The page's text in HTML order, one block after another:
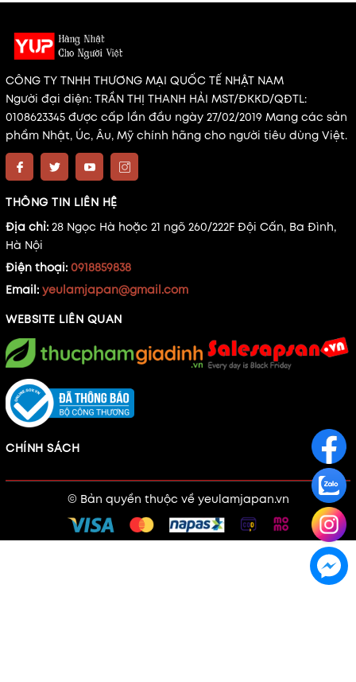
CÔNG TY TNHH THƯƠNG MẠI QUỐC TẾ NHẬT NAM
Người đại diện: TRẦN THỊ THANH HẢI MST/ĐKKD/QĐTL:
0108623345 được cấp lần đầu ngày 27/02/2019 Mang các sản
phẩm Nhật, Úc, Âu, Mỹ chính hãng cho người tiêu dùng Việt.
THÔNG TIN LIÊN HỆ
Địa chỉ: 28 Ngọc Hà hoặc 21 ngõ 260/222F Đội Cấn, Ba Đình,
Hà Nội
Điện thoại: 0918859838
Email: yeulamjapan@gmail.com
WEBSITE LIÊN QUAN
CHÍNH SÁCH
© Bản quyền thuộc về yeulamjapan.vn